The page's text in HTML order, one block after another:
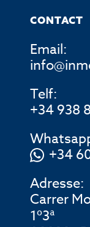
CONTACT
Email:
Telf:
+34 938
+34
Adresse:
Carrer
1º3ª